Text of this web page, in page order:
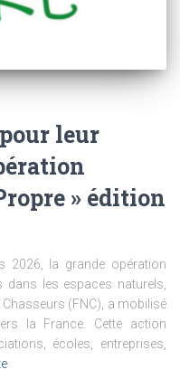
leur
» édition
2026, la grande opération
les espaces naturels,
(FNC), a mobilisé
la France. Cette action
écoles, entreprises,